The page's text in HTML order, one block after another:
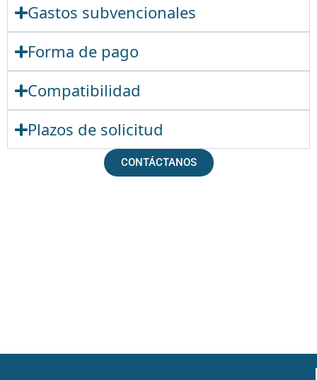
Gastos subvencionales
Forma de pago
Compatibilidad
Plazos de solicitud
CONTÁCTANOS